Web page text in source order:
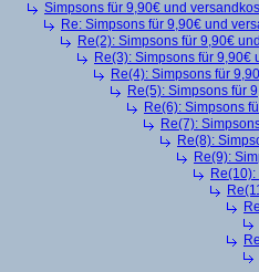
Simpsons für 9,90€ und
Re: Simpsons für 9,90€ und
Re(2): Simpsons für 9,90€
Re(3): Simpsons für 9,90€
Re(4): Simpsons für
Re(5): Simpsons für
Re(6): Simpsons
Re(7):
Re(8):
Re(9):